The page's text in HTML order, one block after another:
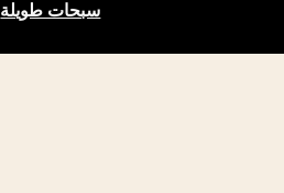
سبحات طويلة